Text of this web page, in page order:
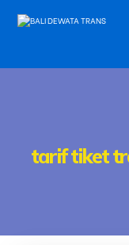
tarif tiket